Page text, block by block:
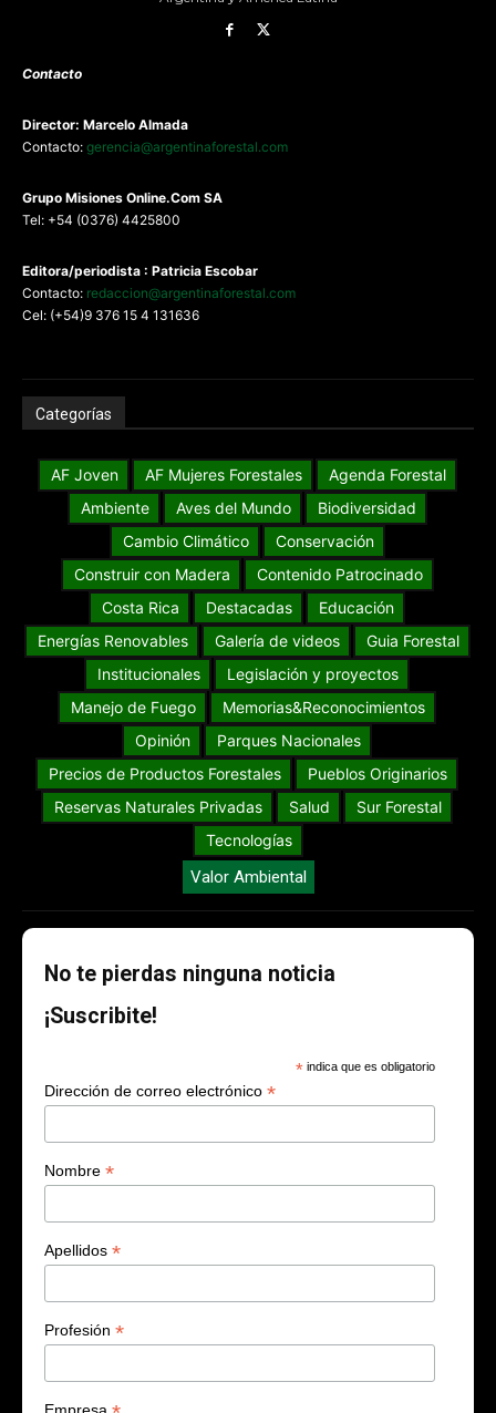
Contacto
Director: Marcelo Almada
Contacto: gerencia@argentinaforestal.com
Grupo Misiones Online.Com SA
Tel: +54 (0376) 4425800
Editora/periodista : Patricia Escobar
Contacto: redaccion@argentinaforestal.com
Cel: (+54)9 376 15 4 131636
Categorías
AF Joven AF Mujeres Forestales
Agenda Forestal
Ambiente
Aves del Mundo
Biodiversidad
Cambio Climático
Conservación
Construir con Madera
Contenido Patrocinado
Costa Rica
Destacadas
Educación
Energías Renovables
Galería de videos
Guia Forestal
Institucionales
Legislación y proyectos
Manejo de Fuego
Memorias&Reconocimientos
Opinión
Parques Nacionales
Precios de Productos Forestales
Pueblos Originarios
Reservas Naturales Privadas
Salud
Sur Forestal
Tecnologías
Valor Ambiental
No te pierdas ninguna noticia
¡Suscribite!
* indica que es obligatorio
Dirección de correo electrónico *
Nombre *
Apellidos *
Profesión *
Empresa